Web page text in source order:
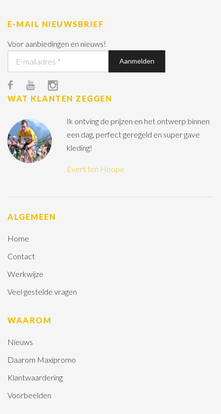
E-MAIL NIEUWSBRIEF
Voor aanbiedingen en nieuws!
WAT KLANTEN ZEGGEN
Ik ontving de prijzen en het ontwerp binnen
een dag, perfect geregeld en super gave
kleding!
Evert ten Hoope
ALGEMEEN
Home
Contact
Werkwijze
Veel gestelde vragen
WAAROM
Nieuws
Daarom Maxipromo
Klantwaardering
Voorbeelden